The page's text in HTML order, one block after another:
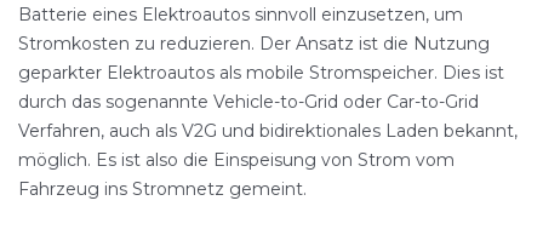
Batterie eines Elektroautos sinnvoll einzusetzen, um
Stromkosten zu reduzieren. Der Ansatz ist die Nutzung
geparkter Elektroautos als mobile Stromspeicher. Dies ist
durch das sogenannte Vehicle-to-Grid oder Car-to-Grid
Verfahren, auch als V2G und bidirektionales Laden bekannt,
möglich. Es ist also die Einspeisung von Strom vom
Fahrzeug ins Stromnetz gemeint.